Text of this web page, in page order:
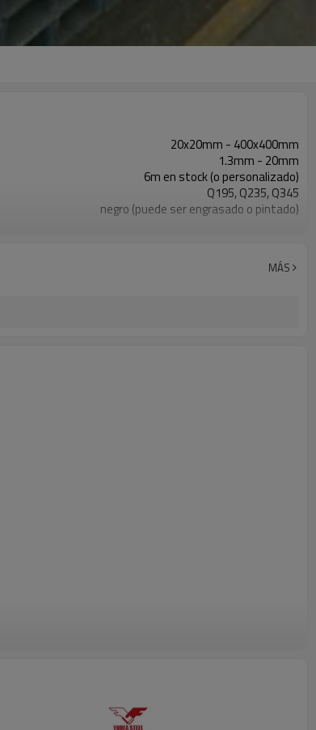
20x20mm - 400x400mm
1.3mm - 20mm
6m en stock (o personalizado)
Q195, Q235, Q345
negro (puede ser engrasado o pintado)
800,000 toneladas por año
MÁS